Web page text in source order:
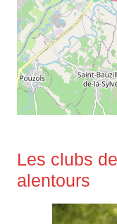
Les clubs
alentours